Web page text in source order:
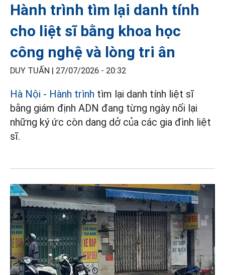
Hành trình tìm lại danh tính
cho liệt sĩ bằng khoa học
công nghệ và lòng tri ân
DUY TUẤN | 27/07/2026 - 20:32
Hà Nội - Hành trình tìm lại danh tính liệt sĩ
bằng giám định ADN đang từng ngày nối lại
những ký ức còn dang dở của các gia đình liệt
sĩ.